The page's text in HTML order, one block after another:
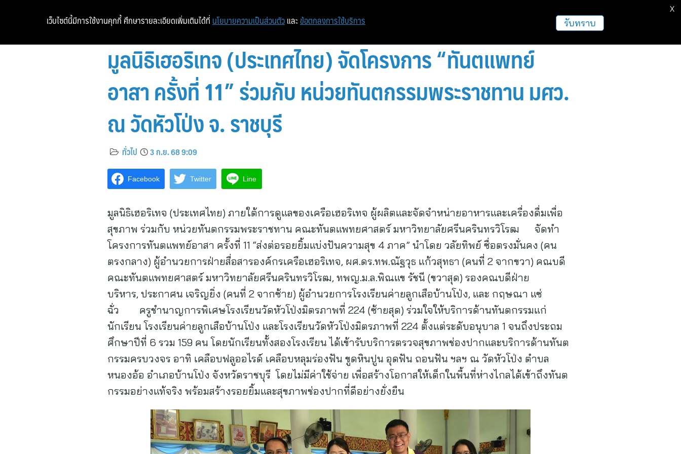
หน้าแรก ท่องเที่ยว ฝากข่าวประชาสัมพันธ์
มูลนิธิเฮอริเทจ (ประเทศไทย) จัดโครงการ “ทันตแพทย์
อาสา ครั้งที่ 11” ร่วมกับ หน่วยทันตกรรมพระราชทาน มศว.
ณ วัดหัวโป่ง จ. ราชบุรี
ทั่วไป 3 ก.ย. 68 9:09
Facebook Twitter Line
มูลนิธิเฮอริเทจ (ประเทศไทย) ภายใต้การดูแลของเครือเฮอริเทจ ผู้ผลิตและจัดจำหน่ายอาหารและเครื่องดื่มเพื่อ
สุขภาพ ร่วมกับ หน่วยทันตกรรมพระราชทาน คณะทันตแพทยศาสตร์ มหาวิทยาลัยศรีนครินทรวิโรฒ จัดทำ
โครงการทันตแพทย์อาสา ครั้งที่ 11 “ส่งต่อรอยยิ้มแบ่งปันความสุข 4 ภาค” นำโดย วลัยทิพย์ ซื่อตรงมั่นคง (คน
ตรงกลาง) ผู้อำนวยการฝ่ายสื่อสารองค์กรเครือเฮอริเทจ, ผศ.ดร.ทพ.ณัฐวุธ แก้วสุทธา (คนที่ 2 จากขวา) คณบดี
คณะทันตแพทยศาสตร์ มหาวิทยาลัยศรีนครินทรวิโรฒ, ทพญ.ม.ล.พิณแข รัชนี (ขวาสุด) รองคณบดีฝ่าย
บริหาร, ประกาศน เจริญยิ่ง (คนที่ 2 จากซ้าย) ผู้อำนวยการโรงเรียนค่ายลูกเสือบ้านโป่ง, และ กฤษณา แซ่
ฉั่ว ครูชำนาญการพิเศษโรงเรียนวัดหัวโป่งมิตรภาพที่ 224 (ซ้ายสุด) ร่วมใจให้บริการด้านทันตกรรมแก่
นักเรียน โรงเรียนค่ายลูกเสือบ้านโป่ง และโรงเรียนวัดหัวโป่งมิตรภาพที่ 224 ตั้งแต่ระดับอนุบาล 1 จนถึงประถม
ศึกษาปีที่ 6 รวม 159 คน โดยนักเรียนทั้งสองโรงเรียน ได้เข้ารับบริการตรวจสุขภาพช่องปากและบริการด้านทันต
กรรมครบวงจร อาทิ เคลือบฟลูออไรด์ เคลือบหลุมร่องฟัน ขูดหินปูน อุดฟัน ถอนฟัน ฯลฯ ณ วัดหัวโป่ง ตำบล
หนองอ้อ อำเภอบ้านโป่ง จังหวัดราชบุรี โดยไม่มีค่าใช้จ่าย เพื่อสร้างโอกาสให้เด็กในพื้นที่ห่างไกลได้เข้าถึงทันต
กรรมอย่างแท้จริง พร้อมสร้างรอยยิ้มและสุขภาพช่องปากที่ดีอย่างยั่งยืน
เว็บไซต์นี้มีการใช้งานคุกกี้ ศึกษารายละเอียดเพิ่มเติมได้ที่ นโยบายความเป็นส่วนตัว และ ข้อตกลงการใช้บริการ รับทราบ
X